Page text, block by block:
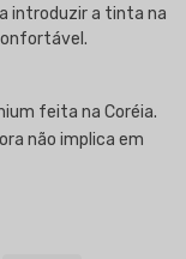
introduzir a tinta na
feita na Coréia.
não implica em